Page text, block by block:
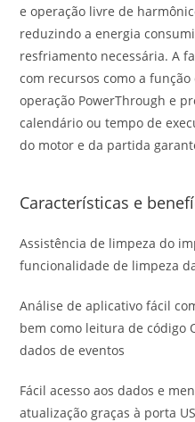
e operação livre de
reduzindo a energia
resfriamento necessária. A
com recursos como a
operação PowerThrough e
calendário ou tempo de
do motor e da partida
Características e
Assistência de limpeza do
funcionalidade de limpeza
Análise de aplicativo fácil
bem como leitura de código
dados de eventos
Fácil acesso aos dados e
atualização graças à porta